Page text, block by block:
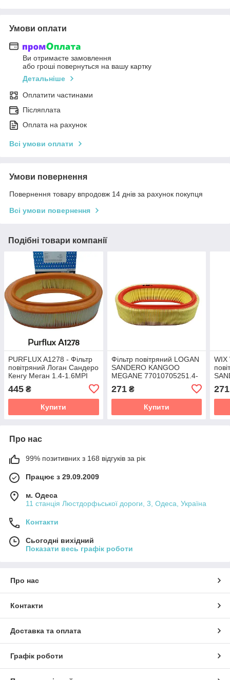
Умови оплати
Ви отримаєте замовлення
або гроші повернуться на вашу картку
Детальніше
Оплатити частинами
Післяплата
Оплата на рахунок
Всі умови оплати
Умови повернення
Повернення товару впродовж 14 днів за рахунок покупця
Всі умови повернення
Подібні товари компанії
PURFLUX A1278 - Фільтр
повітряний Логан Сандеро
Кенгу Меган 1.4-1.6MPI
445 ₴
Купити
Фільтр повітряний LOGAN
SANDERO KANGOO
MEGANE 77010705251.4-
271₴
Купити
WIX
271
Про нас
99% позитивних з 168 відгуків за рік
Працює з 29.09.2009
м. Одеса
11 станція Люстдорфьської дороги, 3, Одеса, Україна
Контакти
Сьогодні вихідний
Показати весь графік роботи
Про нас
Контакти
Доставка та оплата
Графік роботи